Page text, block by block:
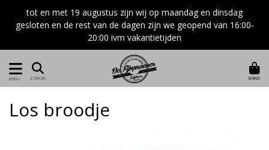
tot en met 19 augustus zijn wij op maandag en dinsdag
gesloten en de rest van de dagen zijn we geopend van 16:00-
20:00 ivm vakantietijden
MENU ZOEKEN MAND
Los broodje